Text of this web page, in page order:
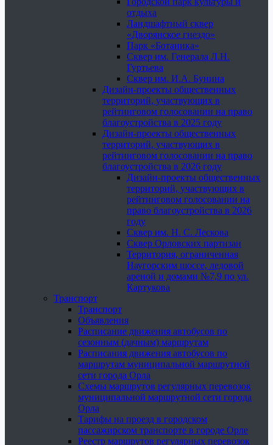
отдыха
Ландшафтный сквер
«Дворянское гнездо»
Парк «Ботаника»
Сквер им. Генерала Л.Н.
Гуртьева
Сквер им. И.А. Бунина
Дизайн-проекты общественных
территорий, участвующих в
рейтинговом голосовании на право
благоустройства в 2025 году
Дизайн-проекты общественных
территорий, участвующих в
рейтинговом голосовании на право
благоустройства в 2026 году
Дизайн-проекты общественных
территорий, участвующих в
рейтинговом голосовании на
право благоустройства в 2026
году
Сквер им. Н. С. Лескова
Сквер Орловских партизан
Территория, ограниченная
Наугорским шоссе, ледовой
ареной и домами №7,9 по ул.
Картукова
Транспорт
Транспорт
Объявления
Расписание движения автобусов по
сезонным (дачным) маршрутам
Расписания движения автобусов по
маршрутам муниципальной маршрутной
сети города Орла
Схемы маршрутов регулярных перевозок
муниципальной маршрутной сети города
Орла
Тарифы на проезд в городском
пассажирском транспорте в городе Орле
Реестр маршрутов регулярных перевозок